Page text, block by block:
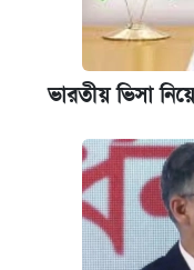
ভারতীয় ভিসা